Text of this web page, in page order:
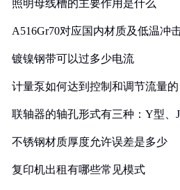
照明母线槽的主要作用是什么
A516Gr70对应国内材质及低温冲
镀镍钢带可以过多少电流
计量泵如何达到控制和调节流量
联轴器的轴孔形式有三种：Y型、
不锈钢材质厚度允许误差是多少
复印机出租有哪些常见模式